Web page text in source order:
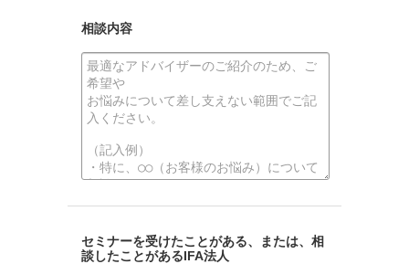
相談内容
セミナーを受けたことがある、または、相
談したことがあるIFA法人